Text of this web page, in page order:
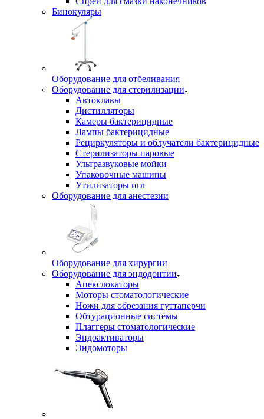
Бинокуляры
Оборудование для отбеливания
Оборудование для стерилизации
Автоклавы
Дистилляторы
Камеры бактерицидные
Лампы бактерицидные
Рециркуляторы и облучатели бактерицидные
Стерилизаторы паровые
Ультразвуковые мойки
Упаковочные машины
Утилизаторы игл
Оборудование для анестезии
Оборудование для хирургии
Оборудование для эндодонтии
Апекслокаторы
Моторы стоматологические
Ножи для обрезания гуттаперчи
Обтурационные системы
Плаггеры стоматологические
Эндоактиваторы
Эндомоторы